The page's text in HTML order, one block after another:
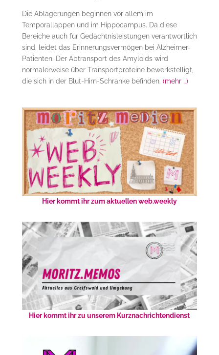
Die Ablagerungen beginnen vor allem im
Temporallappen und im Hippocampus. Da diese
Bereiche auch für Gedächtnisleistungen verantwortlich
sind, leidet das Erinnerungsvermögen bei Alzheimer-
Patienten. Der Abtransport des Amyloids wird
normalerweise über Transportproteine bewerkstelligt,
die sich in der Blut-Hirn-Schranke befinden. (mehr …)
Hier kommt ihr zum aktuellen web.weekly
Hier kommt ihr zu unserem Kurznachrichtendienst